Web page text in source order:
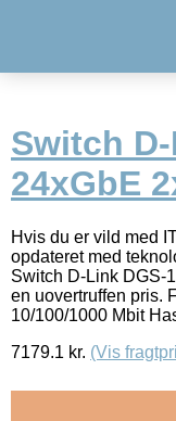
Switch
24xGbE
Hvis du er vild med
opdateret med
Switch D-Link DGS-
en uovertruffen pris.
10/100/1000 Mbit
7179.1 kr. (Vis